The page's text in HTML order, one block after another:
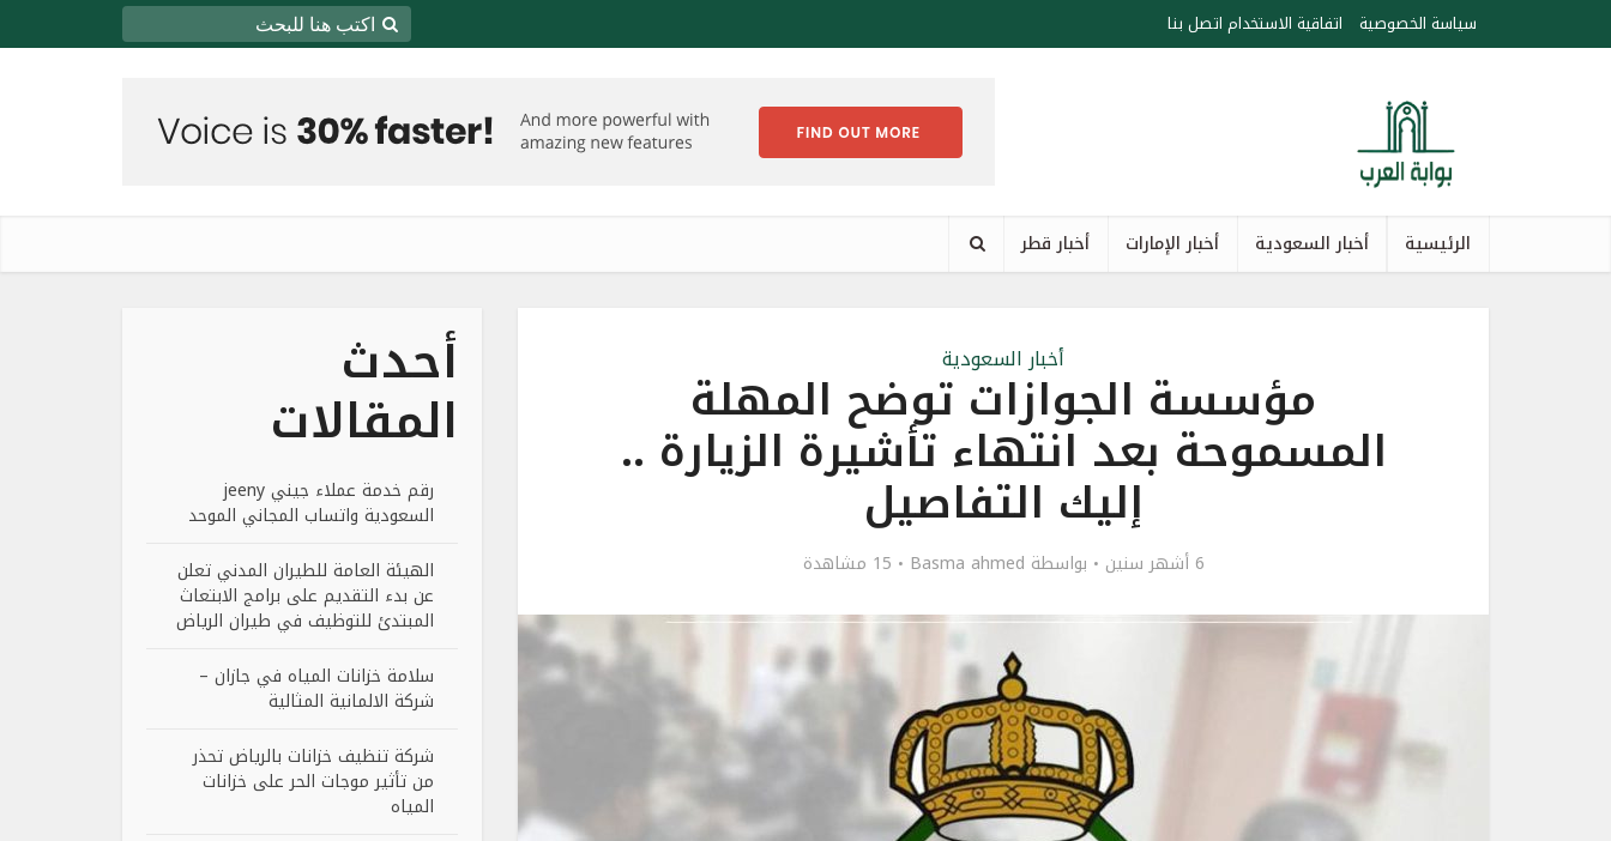
سياسة الخصوصية اتفاقية الاستخدام اتصل بنا
الرئيسية أخبار السعودية أخبار الإمارات أخبار قطر
أحدث
المقالات
رقم خدمة عملاء جيني jeeny
السعودية واتساب المجاني الموحد
الهيئة العامة للطيران المدني تعلن
عن بدء التقديم على برامج الابتعاث
المبتدئ للتوظيف في طيران الرياض
سلامة خزانات المياه في جازان –
شركة الالمانية المثالية
شركة تنظيف خزانات بالرياض تحذر
من تأثير موجات الحر على خزانات
المياه
أخبار السعودية
مؤسسة الجوازات توضح المهلة
المسموحة بعد انتهاء تأشيرة الزيارة ..
إليك التفاصيل
6 أشهر سنين بواسطة Basma ahmed 15 مشاهدة